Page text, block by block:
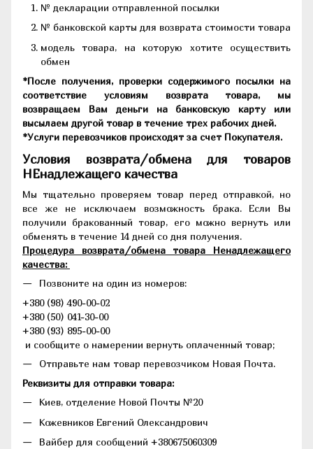
№ декларации отправленной посылки
№ банковской карты для возврата стоимости товара
модель товара, на которую хотите осуществить
обмен
*После получения, проверки содержимого посылки на
соответствие условиям возврата товара, мы
возвращаем Вам деньги на банковскую карту или
высылаем другой товар в течение трех рабочих дней.
*Услуги перевозчиков происходят за счет Покупателя.
Условия возврата/обмена для товаров
НЕнадлежащего качества
Мы тщательно проверяем товар перед отправкой, но
все же не исключаем возможность брака. Если Вы
получили бракованный товар, его можно вернуть или
обменять в течение 14 дней со дня получения.
Процедура возврата/обмена товара Ненадлежащего
качества:
Позвоните на один из номеров:
+380 (98) 490-00-02
+380 (50) 041-30-00
+380 (93) 895-00-00
и сообщите о намерении вернуть оплаченный товар;
Отправьте нам товар перевозчиком Новая Почта.
Реквизиты для отправки товара:
Киев, отделение Новой Почты №20
Кожевников Евгений Олександрович
Вайбер для сообщений +380675060309